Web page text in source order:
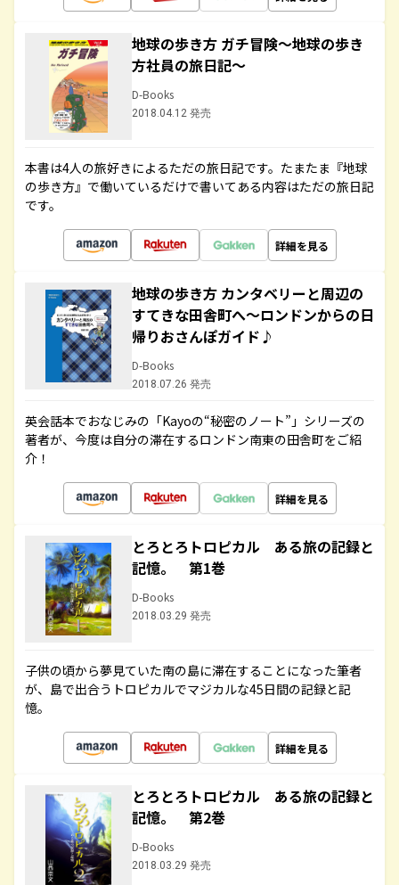
地球の歩き方 ガチ冒険～地球の歩き
方社員の旅日記～
D-Books
2018.04.12 発売
本書は4人の旅好きによるただの旅日記です。たまたま『地球
の歩き方』で働いているだけで書いてある内容はただの旅日記
です。
詳細を見る
地球の歩き方 カンタベリーと周辺の
すてきな田舎町へ～ロンドンからの日
帰りおさんぽガイド♪
D-Books
2018.07.26 発売
英会話本でおなじみの「Kayoの“秘密のノート”」シリーズの
著者が、今度は自分の滞在するロンドン南東の田舎町をご紹
介！
詳細を見る
とろとろトロピカル ある旅の記録と
記憶。 第1巻
D-Books
2018.03.29 発売
子供の頃から夢見ていた南の島に滞在することになった筆者
が、島で出合うトロピカルでマジカルな45日間の記録と記
憶。
詳細を見る
とろとろトロピカル ある旅の記録と
記憶。 第2巻
D-Books
2018.03.29 発売